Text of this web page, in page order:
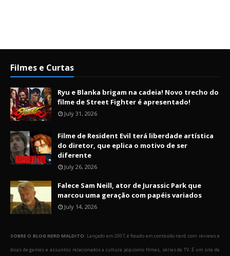
Filmes e Curtas
Ryu e Blanka brigam na cadeia! Novo trecho do
filme de Street Fighter é apresentado!
July 31, 2026
Filme de Resident Evil terá liberdade artística
do diretor, que eplica o motivo de ser
diferente
July 26, 2026
Falece Sam Neill, ator de Jurassic Park que
marcou uma geração com papéis variados
July 14, 2026
SOBRE O BLOG NERD MALDITO: Lançado em 2007, é focado em conteúdo nerd, com reviews e
dicas de games e assuntos relacionados a cultura pop como filmes, séries de TV. É um site de